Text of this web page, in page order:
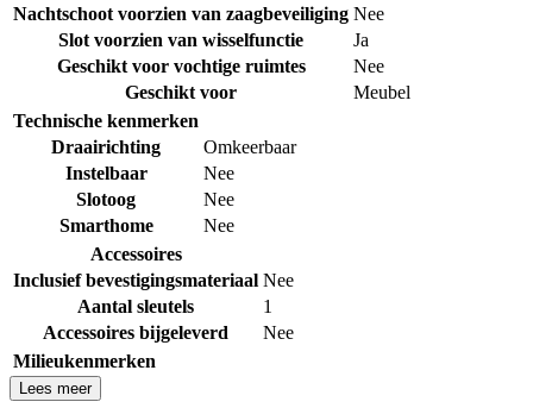
Nachtschoot voorzien van zaagbeveiliging Nee
Slot voorzien van wisselfunctie
Ja
Geschikt voor vochtige ruimtes
Nee
Geschikt voor
Meubel
Technische kenmerken
Draairichting
Omkeerbaar
Instelbaar
Nee
Slotoog
Nee
Smarthome
Nee
Accessoires
Inclusief bevestigingsmateriaal Nee
Aantal sleutels
1
Accessoires bijgeleverd
Nee
Milieukenmerken
Lees meer